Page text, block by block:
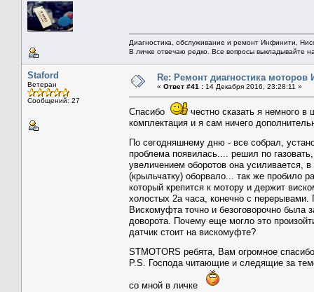
Диагностика, обслуживание и ремонт Инфинити,
В личке отвечаю редко. Все вопросы выкладывайте
Staford
Ветеран
Сообщений: 27
Re: Ремонт диагностика
« Ответ #41 : 14 Декабря 2016, 23:28:11 »
Спасибо
честно сказать я немного
комплектация и я сам ничего
По сегодняшнему дню - все собрал,
проблема появилась.... решил по
увеличением оборотов она усиливается,
(крыльчатку) оборвало... так же пробило
который крепится к мотору и держит
холостых 2а часа, конечно с
Вискомуфта точно и безоговорочно была
доворота. Почему еще могло это
датчик стоит на вискомуфте?
STMOTORS ребята, Вам огромное
P.S. Господа читающие и следящие за
со мной в личке